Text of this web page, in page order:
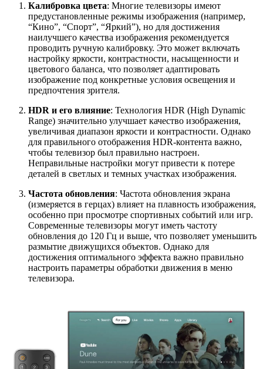
Калибровка цвета: Многие телевизоры имеют
предустановленные режимы изображения (например,
“Кино”, “Спорт”, “Яркий”), но для достижения
наилучшего качества изображения рекомендуется
проводить ручную калибровку. Это может включать
настройку яркости, контрастности, насыщенности и
цветового баланса, что позволяет адаптировать
изображение под конкретные условия освещения и
предпочтения зрителя.
HDR и его влияние: Технология HDR (High Dynamic
Range) значительно улучшает качество изображения,
увеличивая диапазон яркости и контрастности. Однако
для правильного отображения HDR-контента важно,
чтобы телевизор был правильно настроен.
Неправильные настройки могут привести к потере
деталей в светлых и темных участках изображения.
Частота обновления: Частота обновления экрана
(измеряется в герцах) влияет на плавность изображения,
особенно при просмотре спортивных событий или игр.
Современные телевизоры могут иметь частоту
обновления до 120 Гц и выше, что позволяет уменьшить
размытие движущихся объектов. Однако для
достижения оптимального эффекта важно правильно
настроить параметры обработки движения в меню
телевизора.